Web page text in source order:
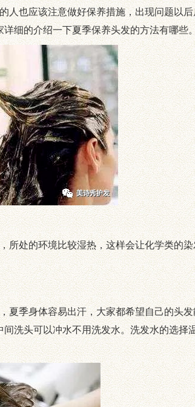
也应该注意做好保养措施，出现问题以
细的介绍一下夏季保养头发的方法有哪些
处的环境比较湿热，这样会让化学类的
季身体容易出汗，大家都希望自己的头
洗头可以冲水不用洗发水。洗发水的选择